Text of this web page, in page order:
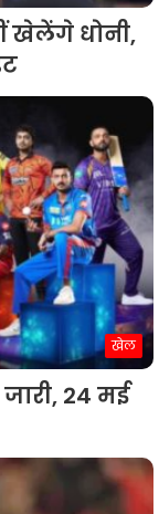
खेलेंगे धोनी,
खेल
24 मई